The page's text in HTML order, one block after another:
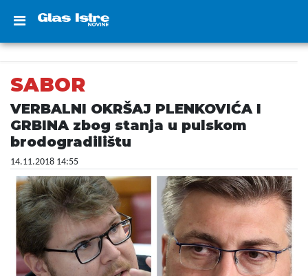
SABOR
VERBALNI OKRŠAJ PLENKOVIĆA I
GRBINA zbog stanja u pulskom
brodogradilištu
14.11.2018 14:55